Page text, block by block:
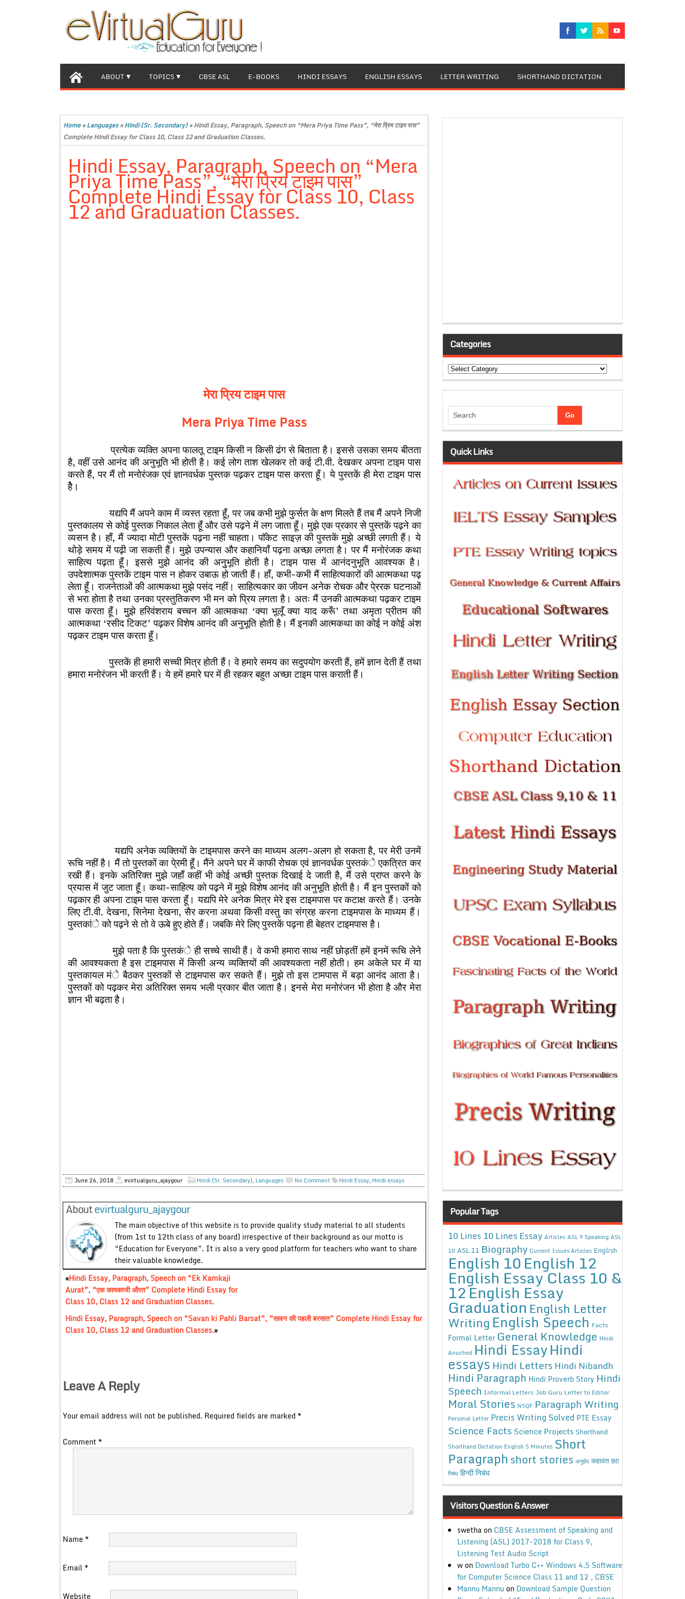
ABOUT TOPICS CBSE ASL E-BOOKS HINDI ESSAYS ENGLISH ESSAYS LETTER WRITING SHORTHAND DICTATION
Home»Languages»Hindi (Sr. Secondary)»Hindi Essay, Paragraph, Speech on “Mera Priya Time Pass”, “मेरा प्रिय टाइम पास”
Complete Hindi Essay for Class 10, Class 12 and Graduation Classes.
Hindi Essay, Paragraph, Speech on “Mera
Priya Time Pass”, “मेरा प्रिय टाइम पास”
Complete Hindi Essay for Class 10, Class
12 and Graduation Classes.
मेरा प्रिय टाइम पास
Mera Priya Time Pass
प्रत्येक व्यक्ति अपना फालतू टाइम किसी न किसी ढंग से बिताता है। इससे उसका समय बीतता
है, वहीं उसे आनंद की अनुभूति भी होती है। कई लोग ताश खेलकर तो कई टी.वी. देखकर अपना टाइम पास
करते हैं, पर मैं तो मनोरंजक एवं ज्ञानवर्धक पुस्तक पढ़कर टाइम पास करता हूँ। ये पुस्तकें ही मेरा टाइम पास
हैे।
यद्यपि मैं अपने काम में व्यस्त रहता हूँ, पर जब कभी मुझे फुर्सत के क्षण मिलते हैं तब मैं अपने निजी
पुस्तकालय से कोई पुस्तक निकाल लेता हूँ और उसे पढ़ने में लग जाता हूँ। मुझे एक प्रकार से पुस्तकें पढ़ने का
व्यसन है। हाँ, मैं ज्यादा मोटी पुस्तकें पढ़ना नहीं चाहता। पाॅकेट साइज़ की पुस्तकें मुझे अच्छी लगती हैं। ये
थोड़े समय में पढ़ी जा सकती हैं। मुझे उपन्यास और कहानियाँ पढ़ना अच्छा लगता है। पर मैं मनोरंजक कथा
साहित्य पढ़ता हूँ। इससे मुझे आनंद की अनुुभूति होती है। टाइम पास में आनंदनुभूति आवश्यक है।
उपदेशात्मक पुस्तकें टाइम पास न होकर उबाऊ हो जाती हैं। हाँ, कभी-कभी मैं साहित्यकारों की आत्मकथा पढ़
लेता हूँ। राजनेताओं की आत्मकथा मुझे पसंद नहीं। साहित्यकार का जीवन अनेक रोचक और पे्ररक घटनाओं
से भरा होता है तथा उनका प्रस्तुतिकरण भी मन को प्रिय लगता है। अतः मैं उनकी आत्मकथा पढ़कर टाइम
पास करता हूँ। मुुझे हरिवंशराय बच्चन की आत्मकथा ‘क्या भूलूँ क्या याद करूँ’ तथा अमृता प्रीतम की
आत्मकथा ‘रसीद टिकट’ पढ़कर विशेष आनंद की अनुभूति होती है। मैं इनकी आत्मकथा का कोई न कोई अंश
पढ़कर टाइम पास करता हूँ।
पुस्तकें ही हमारी सच्ची मित्र होती हैं। वे हमारे समय का सदुपयोग करती हैं, हमें ज्ञान देती हैं तथा
हमारा मनोरंजन भी करती हैं। ये हमें हमारे घर में ही रहकर बहुत अच्छा टाइम पास कराती हैं।
यद्यपि अनेक व्यक्तियों के टाइमपास करने का माध्यम अलग-अलग हो सकता है, पर मेरी उनमें
रूचि नहीं है। मैं तो पुस्तकों का पे्रमी हूँ। मैंने अपने घर में काफी रोचक एवं ज्ञानवर्धक पुस्तकंे एकत्रित कर
रखी हैं। इनके अतिरिक्त मुझे जहाँ कहीं भी कोई अच्छी पुस्तक दिखाई दे जाती है, मैं उसे प्राप्त करने के
प्रयास में जुट जाता हूँ। कथा-साहित्य को पढ़ने में मुझे विशेष आनंद की अनुभूति होती है। मैं इन पुस्तकों को
पढ़कार ही अपना टाइम पास करता हूँ। यद्यपि मेरे अनेक मित्र मेरे इस टाइमपास पर कटाक्ष करते हैं। उनके
लिए टी.वी. देखना, सिनेमा देखना, सैर करना अथवा किसी वस्तु का संग्रह करना टाइमपास के माध्यम हैं।
पुस्तकांे को पढ़ने से तो वे ऊबे हुए होते हैं। जबकि मेरे लिए पुस्तकें पढ़ना ही बेहतर टाइमपास है।
मुझे पता है कि पुस्तकंे ही सच्चे साथी हैं। वे कभी हमारा साथ नहीं छोड़तीं हमें इनमें रूचि लेने
की आवश्यकता है इस टाइमपास में किसी अन्य व्यक्तियों की आवश्यकता नहीं होती। हम अकेले घर में या
पुस्तकायल मंे बैठकर पुस्तकों से टाइमपास कर सकते हैं। मुझे तो इस टामपास में बड़ा आनंद आता है।
पुस्तकों को पढ़कर मेरा अतिरिक्त समय भली प्रकार बीत जाता है। इनसे मेरा मनोरंजन भी होता है और मेरा
ज्ञान भी बढ़ता है।
June 26, 2018 evirtualguru_ajaygour Hindi (Sr. Secondary), Languages No Comment Hindi Essay, Hindi essays
Aboutevirtualguru_ajaygour
The main objective of this website is to provide quality study material to all students
(from 1st to 12th class of any board) irrespective of their background as our motto is
“Education for Everyone”. It is also a very good platform for teachers who want to share
their valuable knowledge.
«Hindi Essay, Paragraph, Speech on “Ek Kamkaji
Aurat”, “एक कामकाजी औरत” Complete Hindi Essay for
Class 10, Class 12 and Graduation Classes.
Hindi Essay, Paragraph, Speech on “Savan ki Pahli Barsat”, “सावन की पहली बरसात” Complete Hindi Essay for
Class 10, Class 12 and Graduation Classes.»
Leave A Reply
Your email address will not be published. Required fields are marked *
Comment *
Name *
Email *
Website
Categories
Categories
Quick Links
Popular Tags
10 Lines 10 Lines Essay Articles ASL 9 Speaking ASL
10 ASL 11 Biography Current Issues Articles English
English 10English 12
English Essay Class 10 &
12English Essay
Graduation English Letter
WritingEnglish Speech Facts
Formal Letter General Knowledge Hindi
Anuched Hindi EssayHindi
essays Hindi Letters Hindi Nibandh
Hindi Paragraph Hindi Proverb Story Hindi
Speech Informal Letters Job Guru Letter to Editor
Moral Stories NSQF Paragraph Writing
Personal Letter Precis Writing Solved PTE Essay
Science Facts Science Projects Shorthand
Shorthand Dictation English 5 Minutes Short
Paragraphshort stories अनुछेद कहावत हिंदी
निबंध हिन्दी निबंध
Visitors Question & Answer
swethaon CBSE Assessment of Speaking and
Listening (ASL) 2017-2018 for Class 9,
Listening Test Audio Script
won Download Turbo C++ Windows 4.5 Software
for Computer Science Class 11 and 12 , CBSE
Mannu Mannu on Download Sample Question